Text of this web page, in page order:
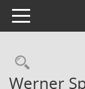
Toggle navigation
Werner